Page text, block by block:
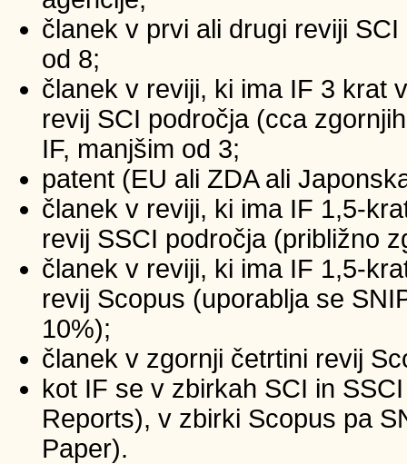
članek v prvi ali drugi reviji
od 8;
članek v reviji, ki ima IF 3 krat
revij SCI področja (cca
IF, manjšim od 3;
patent (EU ali ZDA ali
članek v reviji, ki ima IF 1,5-
revij SSCI področja (približno
članek v reviji, ki ima IF 1,5-
revij Scopus (uporablja se
10%);
članek v zgornji četrtini revij
kot IF se v zbirkah SCI in
Reports), v zbirki Scopus pa
Paper).